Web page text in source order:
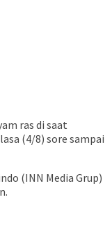
ras di saat
(4/8) sore sampai
(INN Media Grup)